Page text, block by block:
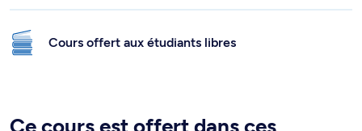
Cours offert aux étudiants libres